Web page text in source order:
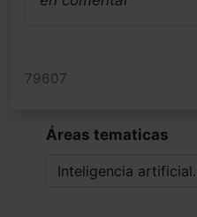
79607
Áreas tematicas